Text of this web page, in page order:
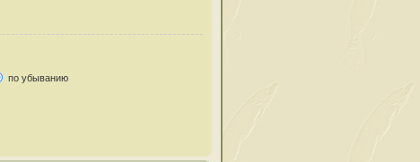
по убыванию